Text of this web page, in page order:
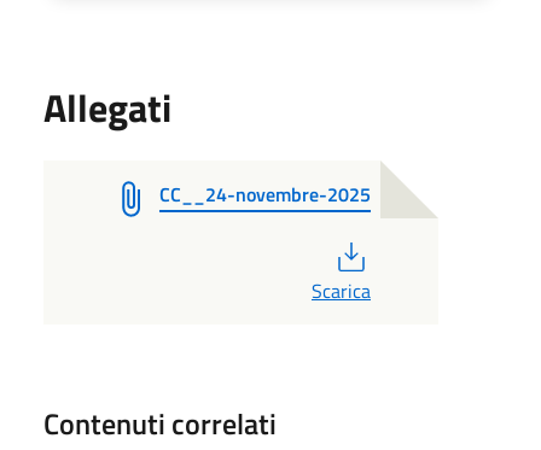
Allegati
CC__24-novembre-2025
Scarica
Contenuti correlati